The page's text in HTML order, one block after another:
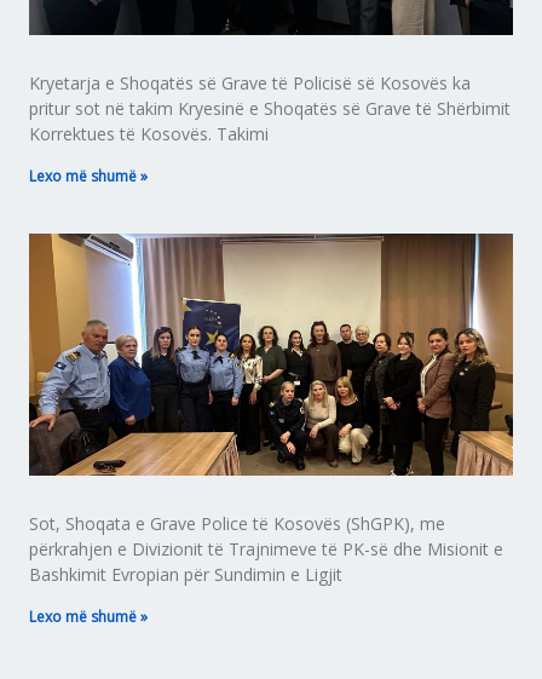
Kryetarja e Shoqatës së Grave të Policisë së Kosovës ka
pritur sot në takim Kryesinë e Shoqatës së Grave të Shërbimit
Korrektues të Kosovës. Takimi
Lexo më shumë »
Sot, Shoqata e Grave Police të Kosovës (ShGPK), me
përkrahjen e Divizionit të Trajnimeve të PK-së dhe Misionit e
Bashkimit Evropian për Sundimin e Ligjit
Lexo më shumë »